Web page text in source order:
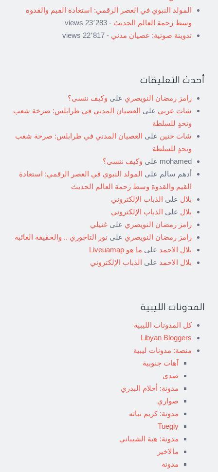
المولد النبوي في العصر الرقمي: استعادة القيم والقدوة
وسط زحمة العالم الحديث - 23٬283 views
تدوينة صوتية: عصيان مدني - 22٬817 views
أحدث التعليقات
رامز رمضان النويصري على وكيف ننسى؟
شات عربي على العصيان المدني في طرابلس: صرخة شعب
وتحدٍ للسلطة
شات حنين على العصيان المدني في طرابلس: صرخة شعب
وتحدٍ للسلطة
mohamed على وكيف ننسى؟
أدهم سالم على المولد النبوي في العصر الرقمي: استعادة
القيم والقدوة وسط زحمة العالم الحديث
بلال على الذباب الإلكتروني
بلال على الذباب الإلكتروني
رامز رمضان النويصري على غنيلي
رامز رمضان النويصري على نور التاجوري .. والحقيقة الغائبة
بلال الاحمد على ما هو Liveuamap
بلال الاحمد على الذباب الإلكتروني
المدونات الليبية
كل المدونات الليبية
Libyan Bloggers
منصة: مدونات ليبية
آهات جنوبية
صدى
مدونة: أحلام البدري
صواري
مدونة: كريم نباته
Tuegly
مدونة: هبة الشيباني
مالاخير
مدونة